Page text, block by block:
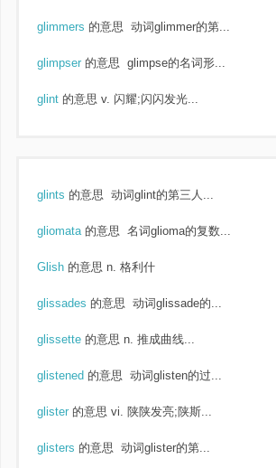
glimmers 的意思 动词glimmer的第...
glimpser 的意思 glimpse的名词形...
glint 的意思 v. 闪耀;闪闪发光...
glints 的意思 动词glint的第三人...
gliomata 的意思 名词glioma的复数...
Glish 的意思 n. 格利什
glissades 的意思 动词glissade的...
glissette 的意思 n. 推成曲线...
glistened 的意思 动词glisten的过...
glister 的意思 vi. 陕陕发亮;陕斯...
glisters 的意思 动词glister的第...